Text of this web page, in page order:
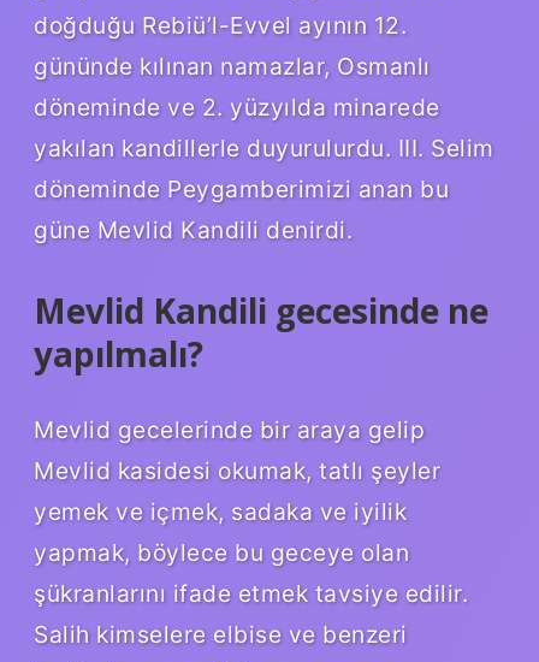
doğduğu Rebiü’l-Evvel ayının 12.
gününde kılınan namazlar, Osmanlı
döneminde ve 2. yüzyılda minarede
yakılan kandillerle duyurulurdu. III. Selim
döneminde Peygamberimizi anan bu
güne Mevlid Kandili denirdi.
Mevlid Kandili gecesinde ne
yapılmalı?
Mevlid gecelerinde bir araya gelip
Mevlid kasidesi okumak, tatlı şeyler
yemek ve içmek, sadaka ve iyilik
yapmak, böylece bu geceye olan
şükranlarını ifade etmek tavsiye edilir.
Salih kimselere elbise ve benzeri